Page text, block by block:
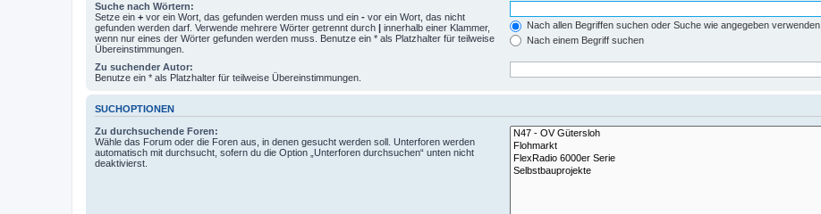
Suche nach Wörtern:
Setze ein + vor ein Wort, das gefunden werden muss und ein - vor ein Wort, das nicht
gefunden werden darf. Verwende mehrere Wörter getrennt durch | innerhalb einer Klammer,
wenn nur eines der Wörter gefunden werden muss. Benutze ein * als Platzhalter für teilweise
Übereinstimmungen.
Nach allen Begriffen suchen oder Suche wie angegeben verwenden
Nach einem Begriff suchen
Zu suchender Autor:
Benutze ein * als Platzhalter für teilweise Übereinstimmungen.
SUCHOPTIONEN
Zu durchsuchende Foren:
Wähle das Forum oder die Foren aus, in denen gesucht werden soll. Unterforen werden
automatisch mit durchsucht, sofern du die Option „Unterforen durchsuchen“ unten nicht
deaktivierst.